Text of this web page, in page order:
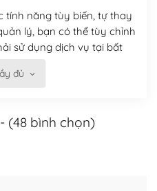
tính năng tùy biến, tự thay
lý, bạn có thể tùy chỉnh
sử dụng dịch vụ tại bất
đủ
(48 bình chọn)